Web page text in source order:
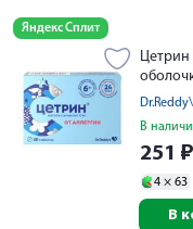
Яндекс Сплит
Цетрин
В
251 ₽
4 × 63
В